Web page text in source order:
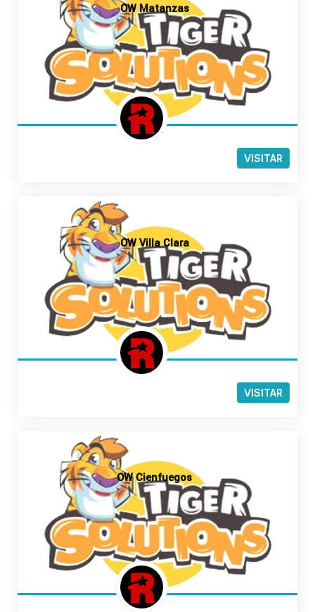
OW Matanzas
VISITAR
OW Villa Clara
VISITAR
OW Cienfuegos